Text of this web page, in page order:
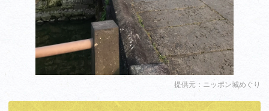
提供元：ニッポン城めぐり